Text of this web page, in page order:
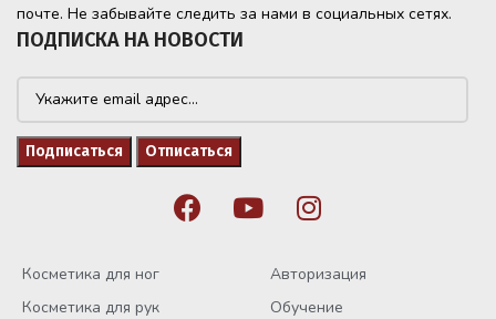
почте. Не забывайте следить за нами в социальных сетях.
ПОДПИСКА НА НОВОСТИ
Косметика для ног
Косметика для рук
Авторизация
Обучение